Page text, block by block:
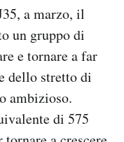
a marzo, il
un gruppo di
e tornare a far
dello stretto di
ambizioso.
di 575